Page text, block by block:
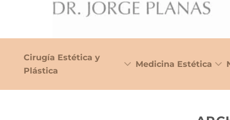
Cirugía Estética y
Plástica
Medicina Estética